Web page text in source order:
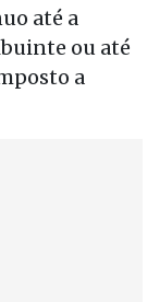
até a
ou até
a